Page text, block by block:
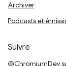
Archiver
Podcasts et
Suivre
@ChromiumDev